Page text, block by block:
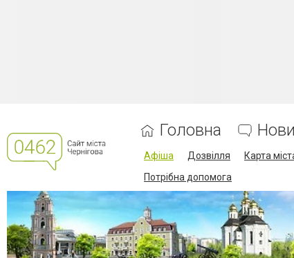
Головна
Афіша Дозвілля Карта
Потрібна допомога